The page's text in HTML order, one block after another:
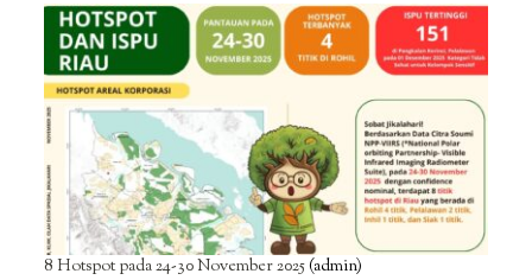
8 Hotspot pada 24-30 November 2025(admin)